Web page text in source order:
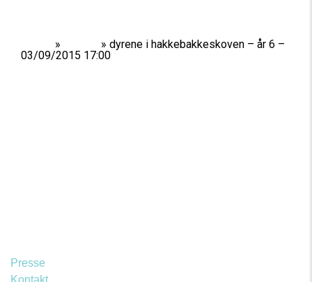
» » dyrene i hakkebakkeskoven – år 6 –
03/09/2015 17:00
Presse
Kontakt